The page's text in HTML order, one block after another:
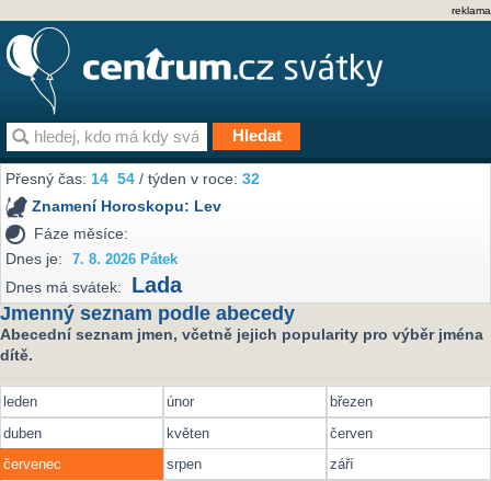
reklama
Přesný čas:14 54 / týden v roce:32
Znamení Horoskopu: Lev
Fáze měsíce:
Dnes je:
7. 8. 2026 Pátek
Dnes má svátek: Lada
Jmenný seznam podle abecedy
Abecední seznam jmen, včetně jejich popularity pro výběr jména
dítě.
leden únor
březen
duben
květen
červen
červenec
srpen
září